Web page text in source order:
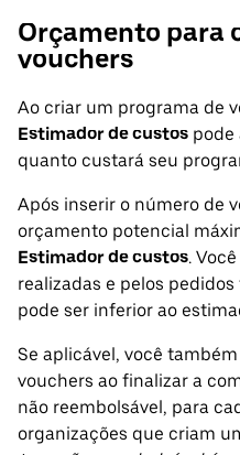
Orçamento para
vouchers
Ao criar um programa de
Estimador de custos pode
quanto custará seu
Após inserir o número de
orçamento potencial
Estimador de custos.
realizadas e pelos
pode ser inferior ao
Se aplicável, você
vouchers ao finalizar a
não reembolsável, para
organizações que criam